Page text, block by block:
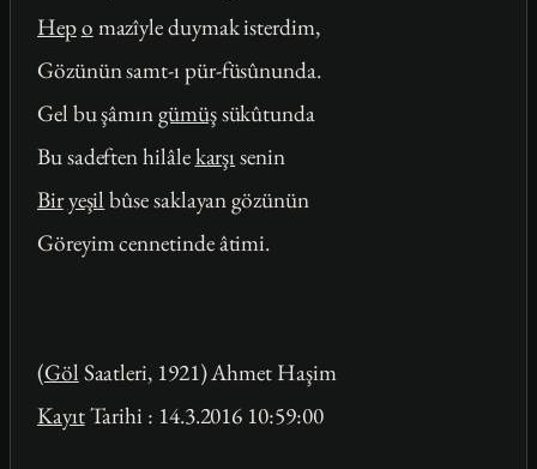
Hepo mazîyle duymak isterdim,
Gözünün samt-ı pür-füsûnunda.
Gel bu şâmıngümüşsükûtunda
Bu sadeften hilâlekarşı senin
Biryeşil bûse saklayan gözünün
Göreyim cennetinde âtimi.
(Göl Saatleri, 1921) Ahmet Haşim
KayıtTarihi : 14.3.2016 10:59:00